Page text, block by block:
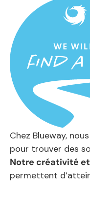
Chez Blueway,
pour trouver des
Notre créativité
permettent